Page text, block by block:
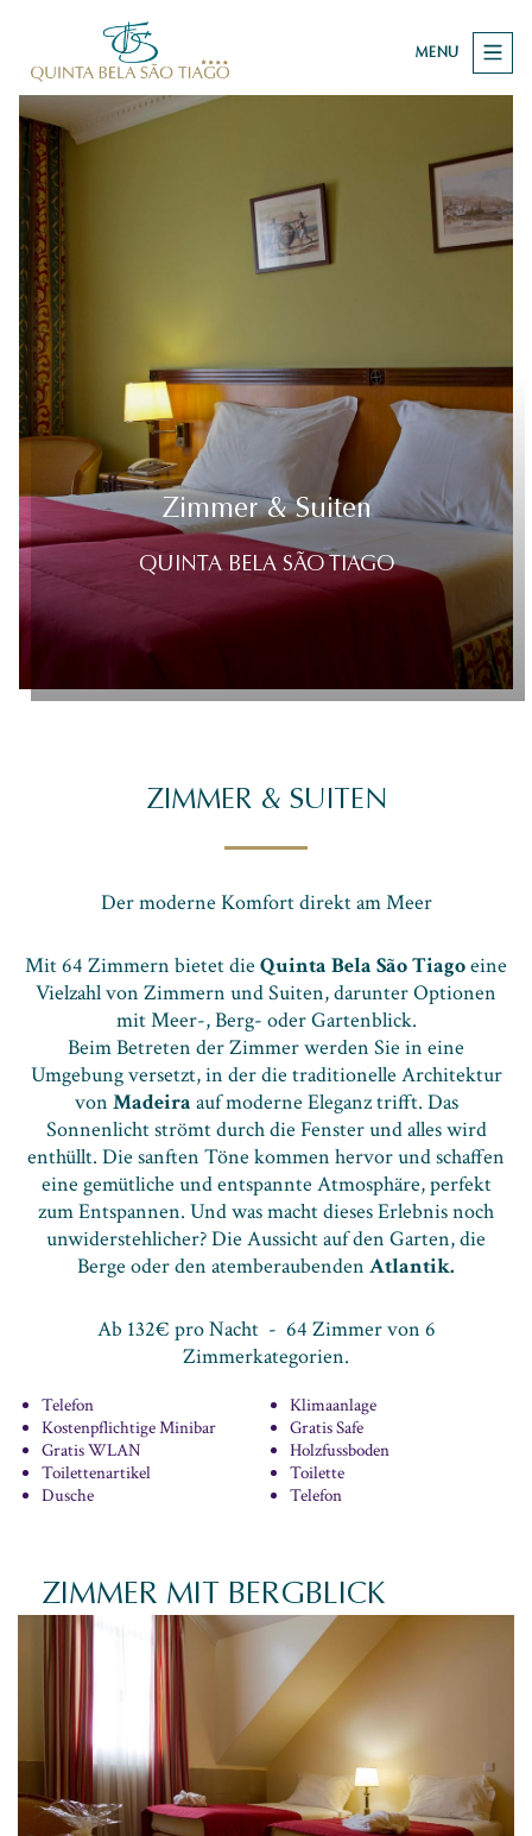
MENU
Zimmer & Suiten
QUINTA BELA SÃO TIAGO
ZIMMER & SUITEN
Der moderne Komfort direkt am Meer
Mit 64 Zimmern bietet die Quinta Bela São Tiagoeine
Vielzahl von Zimmern und Suiten, darunter Optionen
mit Meer-, Berg- oder Gartenblick.
Beim Betreten der Zimmer werden Sie in eine
Umgebung versetzt, in der die traditionelle Architektur
von Madeira auf moderne Eleganz trifft. Das
Sonnenlicht strömt durch die Fenster und alles wird
enthüllt. Die sanften Töne kommen hervor und schaffen
eine gemütliche und entspannte Atmosphäre, perfekt
zum Entspannen. Und was macht dieses Erlebnis noch
unwiderstehlicher? Die Aussicht auf den Garten, die
Berge oder den atemberaubenden Atlantik.
Ab 132€ pro Nacht - 64 Zimmer von 6
Zimmerkategorien.
Telefon
Klimaanlage
Kostenpflichtige Minibar
Gratis Safe
Gratis WLAN
Holzfussboden
Toilettenartikel
Toilette
Dusche
Telefon
ZIMMER MIT BERGBLICK